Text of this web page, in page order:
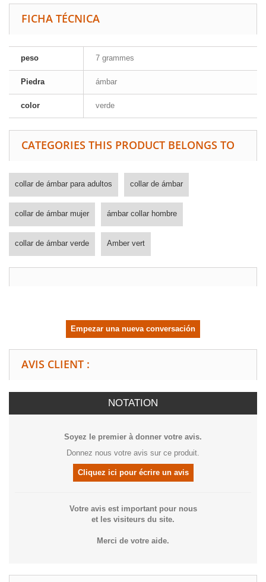
FICHA TÉCNICA
peso 7 grammes
Piedra ámbar
color verde
CATEGORIES THIS PRODUCT BELONGS TO
collar de ámbar para adultos collar de ámbar
collar de ámbar mujer ámbar collar hombre
collar de ámbar verde Amber vert
Empezar una nueva conversación
AVIS CLIENT :
NOTATION
Soyez le premier à donner votre avis.
Donnez nous votre avis sur ce produit.
Cliquez ici pour écrire un avis
Votre avis est important pour nous
et les visiteurs du site.
Merci de votre aide.